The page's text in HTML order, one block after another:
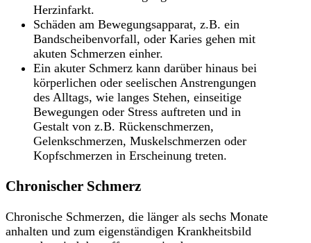
Herzinfarkt.
Schäden am Bewegungsapparat, z.B. ein
Bandscheibenvorfall, oder Karies gehen mit
akuten Schmerzen einher.
Ein akuter Schmerz kann darüber hinaus bei
körperlichen oder seelischen Anstrengungen
des Alltags, wie langes Stehen, einseitige
Bewegungen oder Stress auftreten und in
Gestalt von z.B. Rückenschmerzen,
Gelenkschmerzen, Muskelschmerzen oder
Kopfschmerzen in Erscheinung treten.
Chronischer Schmerz
Chronische Schmerzen, die länger als sechs Monate
anhalten und zum eigenständigen Krankheitsbild